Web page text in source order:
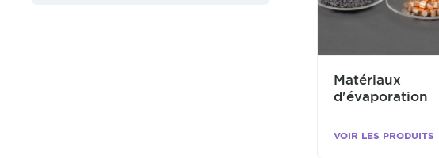
Matériaux
d'évaporation
VOIR LES PRODUITS